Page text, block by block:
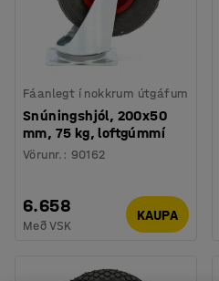
Fáanlegt í nokkrum útgáfum
Snúningshjól, 200x50
mm, 75 kg, loftgúmmí
Vörunr. : 90162
6.658
Með VSK
KAUPA